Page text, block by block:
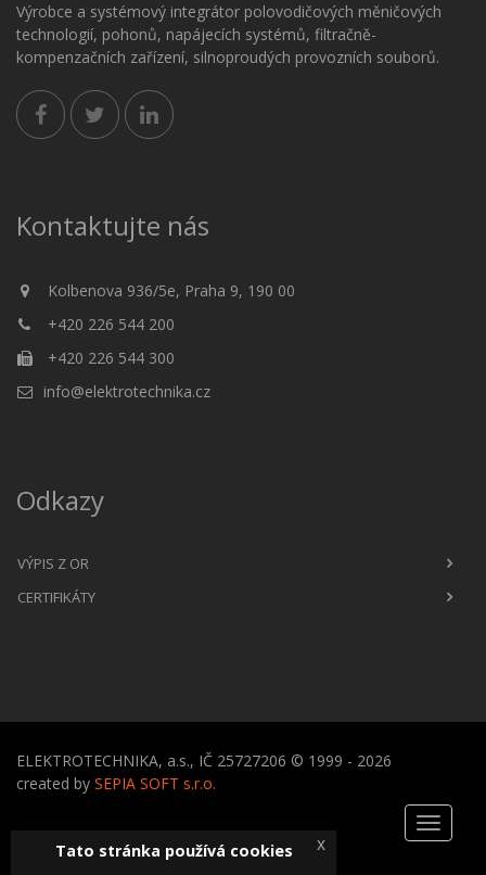
Výrobce a systémový integrátor polovodičových měničových
technologií, pohonů, napájecích systémů, filtračně-
kompenzačních zařízení, silnoproudých provozních souborů.
Kontaktujte nás
Kolbenova 936/5e, Praha 9, 190 00
+420 226 544 200
+420 226 544 300
info@elektrotechnika.cz
Odkazy
VÝPIS Z OR
CERTIFIKÁTY
ELEKTROTECHNIKA, a.s., IČ 25727206 © 1999 - 2026
created by SEPIA SOFT s.r.o.
Toggle
Tato stránka používá cookies
x